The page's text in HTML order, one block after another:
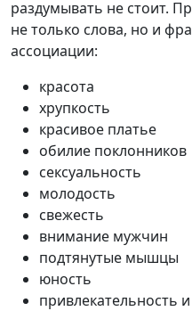
раздумывать не стоит.
не только слова, но и
ассоциации:
красота
хрупкость
красивое платье
обилие поклонников
сексуальность
молодость
свежесть
внимание мужчин
подтянутые мышцы
юность
привлекательность и